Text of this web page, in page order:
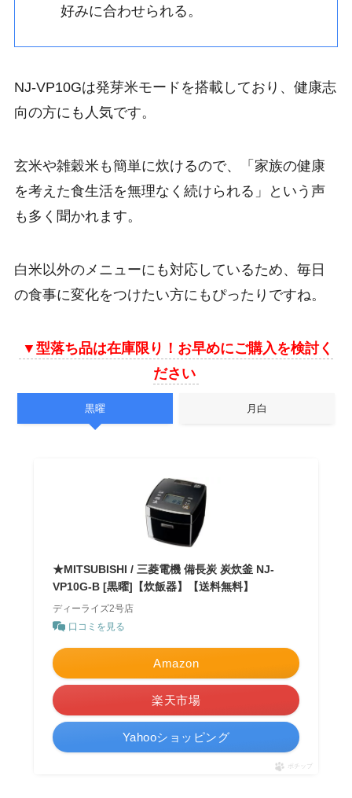
好みに合わせられる。
NJ-VP10Gは発芽米モードを搭載しており、健康志
向の方にも人気です。
玄米や雑穀米も簡単に炊けるので、「家族の健康
を考えた食生活を無理なく続けられる」という声
も多く聞かれます。
白米以外のメニューにも対応しているため、毎日
の食事に変化をつけたい方にもぴったりですね。
▼ 型落ち品は在庫限り！お早めにご購入を検討く
ださい
黒曜 月白
★MITSUBISHI / 三菱電機 備長炭 炭炊釜 NJ-
VP10G-B [黒曜]【炊飯器】【送料無料】
ディーライズ2号店
口コミを見る
Amazon
楽天市場
Yahooショッピング
ポチップ